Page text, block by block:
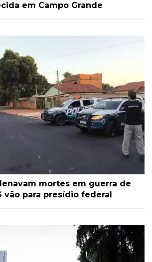
em Campo Grande
mortes em guerra de
vão para presídio federal